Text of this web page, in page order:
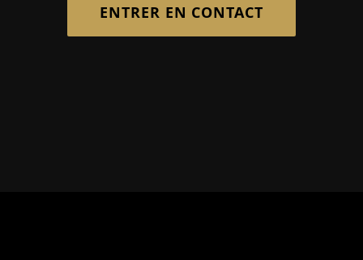
ENTRER EN CONTACT